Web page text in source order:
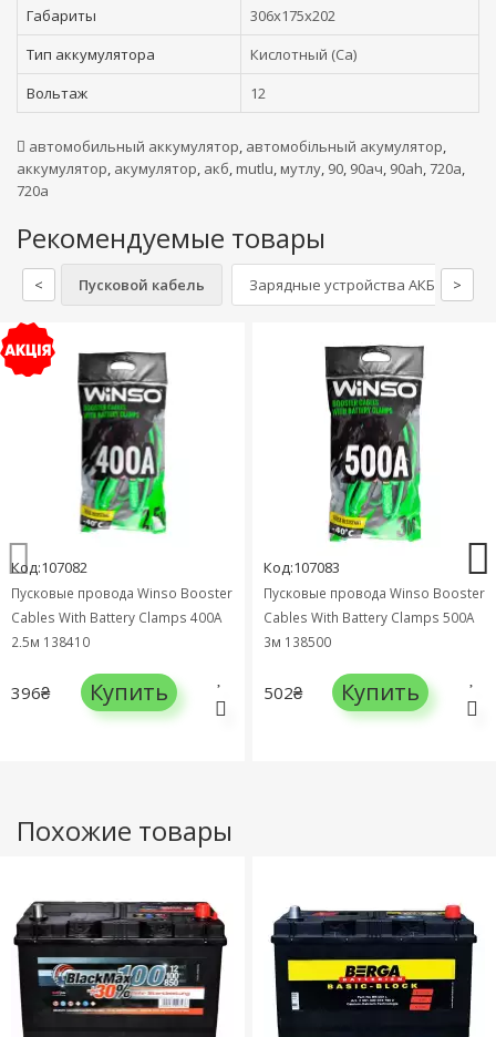
Габариты
306x175x202
Тип аккумулятора
Кислотный (Ca)
Вольтаж
12
автомобильный аккумулятор, автомобільный акумулятор,
аккумулятор, акумулятор, акб, mutlu, мутлу, 90, 90ач, 90ah,720а,
720a
Рекомендуемые товары
< Пусковой кабель Зарядные устройства АКБ >
Код:107082
Пусковые провода Winso Booster
Cables With Battery Clamps 400А
2,5м 138410
396₴ Купить
Код:107083
Пусковые провода Winso Booster
Cables With Battery Clamps 500А
3м 138500
502₴ Купить
Похожие товары